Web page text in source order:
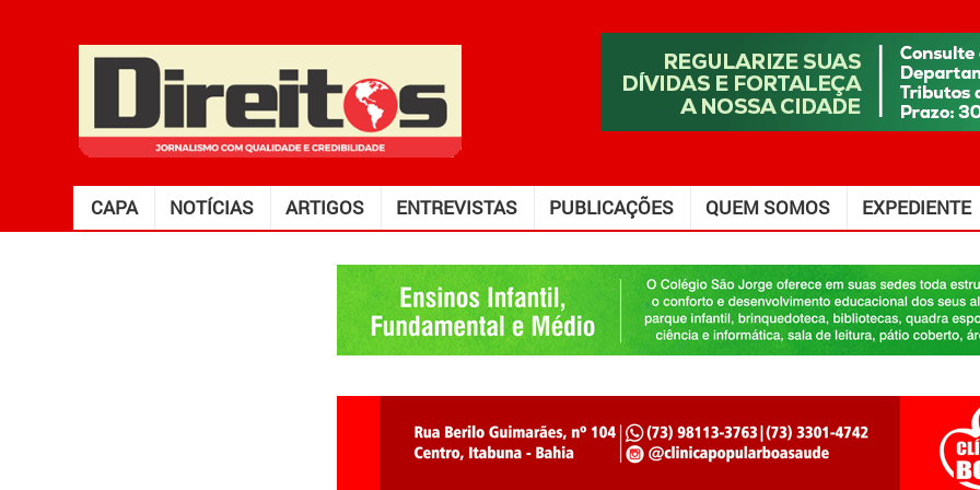
CAPA NOTÍCIAS ARTIGOS ENTREVISTAS PUBLICAÇÕES QUEM SOMOS EXPEDIENTE